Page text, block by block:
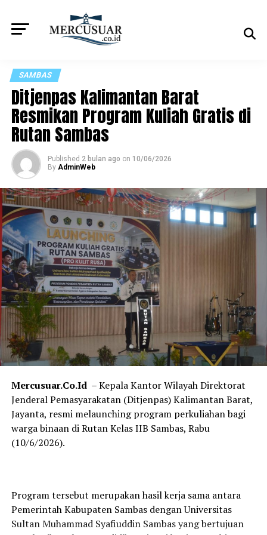
SAMBAS
Ditjenpas Kalimantan Barat
Resmikan Program Kuliah Gratis di
Rutan Sambas
Published 2 bulan ago on 10/06/2026
By AdminWeb
Mercusuar.Co.Id – Kepala Kantor Wilayah Direktorat
Jenderal Pemasyarakatan (Ditjenpas) Kalimantan Barat,
Jayanta, resmi melaunching program perkuliahan bagi
warga binaan di Rutan Kelas IIB Sambas, Rabu
(10/6/2026).
Program tersebut merupakan hasil kerja sama antara
Pemerintah Kabupaten Sambas dengan Universitas
Sultan Muhammad Syafiuddin Sambas yang bertujuan